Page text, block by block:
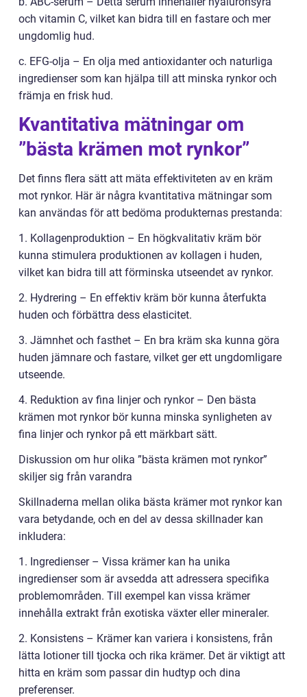
och vitamin C, vilket kan bidra till en fastare och mer
ungdomlig hud.
c. EFG-olja – En olja med antioxidanter och naturliga
ingredienser som kan hjälpa till att minska rynkor och
främja en frisk hud.
Kvantitativa mätningar om
”bästa krämen mot rynkor”
Det finns flera sätt att mäta effektiviteten av en kräm
mot rynkor. Här är några kvantitativa mätningar som
kan användas för att bedöma produkternas prestanda:
1. Kollagenproduktion – En högkvalitativ kräm bör
kunna stimulera produktionen av kollagen i huden,
vilket kan bidra till att förminska utseendet av rynkor.
2. Hydrering – En effektiv kräm bör kunna återfukta
huden och förbättra dess elasticitet.
3. Jämnhet och fasthet – En bra kräm ska kunna göra
huden jämnare och fastare, vilket ger ett ungdomligare
utseende.
4. Reduktion av fina linjer och rynkor – Den bästa
krämen mot rynkor bör kunna minska synligheten av
fina linjer och rynkor på ett märkbart sätt.
Diskussion om hur olika ”bästa krämen mot rynkor”
skiljer sig från varandra
Skillnaderna mellan olika bästa krämer mot rynkor kan
vara betydande, och en del av dessa skillnader kan
inkludera:
1. Ingredienser – Vissa krämer kan ha unika
ingredienser som är avsedda att adressera specifika
problemområden. Till exempel kan vissa krämer
innehålla extrakt från exotiska växter eller mineraler.
2. Konsistens – Krämer kan variera i konsistens, från
lätta lotioner till tjocka och rika krämer. Det är viktigt att
hitta en kräm som passar din hudtyp och dina
preferenser.